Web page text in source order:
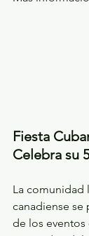
Fiesta
Celebra su
La comunidad
canadiense se
de los eventos